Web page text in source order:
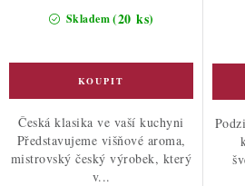
Skladem(20 ks)
Česká klasika ve vaší kuchyni
Představujeme višňové aroma,
mistrovský český výrobek, který
v...